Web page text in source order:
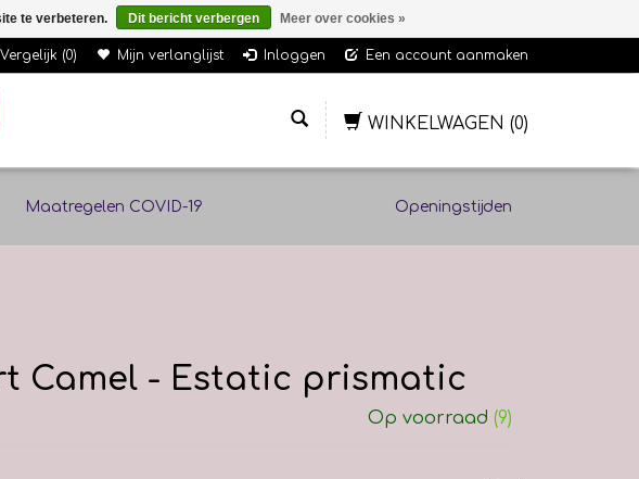
Vergelijk (0) Mijn verlanglijst Inloggen Een account aanmaken
WINKELWAGEN (0)
Maatregelen COVID-19 Openingstijden
Camel - Estatic prismatic
Op voorraad (9)
te verbeteren. Dit bericht verbergen Meer over cookies »